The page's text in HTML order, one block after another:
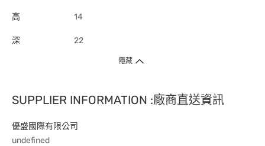
高 14
深 22
隱藏
SUPPLIER INFORMATION :廠商直送資訊
優盛國際有限公司
undefined